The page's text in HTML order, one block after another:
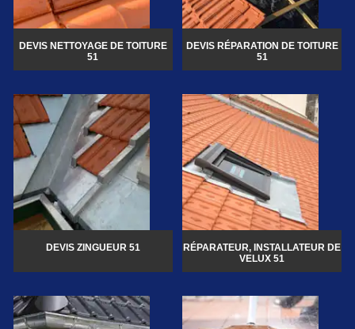
DEVIS NETTOYAGE DE TOITURE
51
DEVIS RÉPARATION DE TOITURE
51
DEVIS ZINGUEUR 51
RÉPARATEUR, INSTALLATEUR DE
VELUX 51